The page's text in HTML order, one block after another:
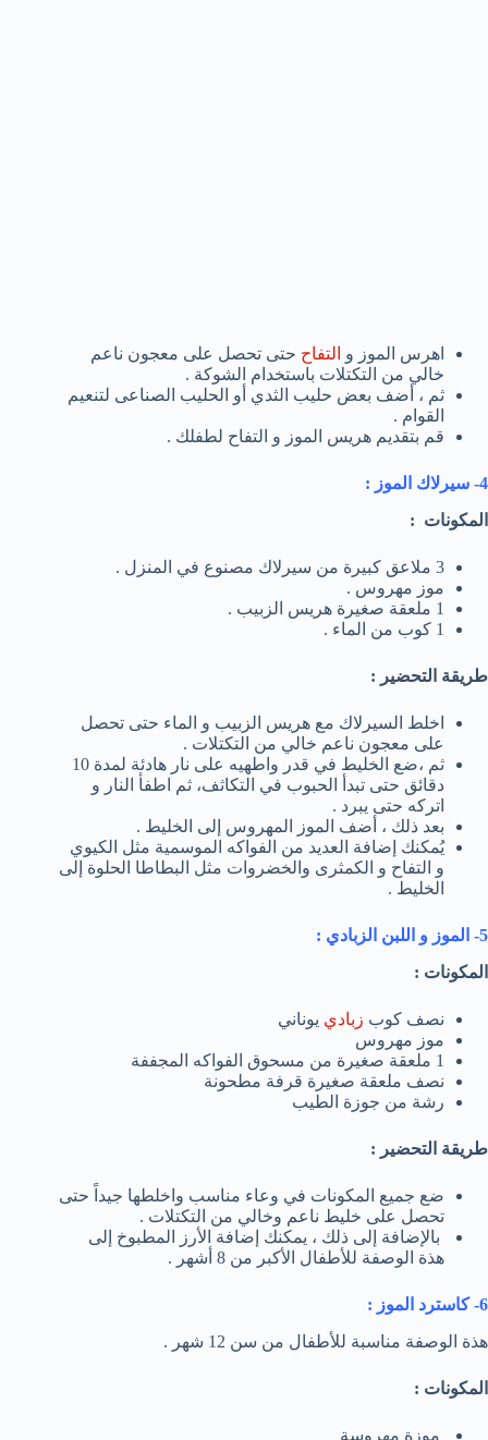
اهرس الموز و التفاح حتى تحصل على معجون ناعم
خالي من التكتلات باستخدام الشوكة .
ثم ، أضف بعض حليب الثدي أو الحليب الصناعى لتنعيم
القوام .
قم بتقديم هريس الموز و التفاح لطفلك .
4- سيرلاك الموز :
المكونات :
3 ملاعق كبيرة من سيرلاك مصنوع في المنزل .
موز مهروس .
1 ملعقة صغيرة هريس الزبيب .
1 كوب من الماء .
طريقة التحضير :
اخلط السيرلاك مع هريس الزبيب و الماء حتى تحصل
على معجون ناعم خالي من التكتلات .
ثم ،ضع الخليط في قدر واطهيه على نار هادئة لمدة 10
دقائق حتى تبدأ الحبوب في التكاثف، ثم اطفأ النار و
اتركه حتى يبرد .
بعد ذلك ، أضف الموز المهروس إلى الخليط .
يُمكنك إضافة العديد من الفواكه الموسمية مثل الكيوي
و التفاح و الكمثرى والخضروات مثل البطاطا الحلوة إلى
الخليط .
5- الموز و اللبن الزبادي :
المكونات :
نصف كوب زبادي يوناني
موز مهروس
1 ملعقة صغيرة من مسحوق الفواكه المجففة
نصف ملعقة صغيرة قرفة مطحونة
رشة من جوزة الطيب
طريقة التحضير :
ضع جميع المكونات في وعاء مناسب واخلطها جيداً حتى
تحصل على خليط ناعم وخالي من التكتلات .
بالإضافة إلى ذلك ، يمكنك إضافة الأرز المطبوخ إلى
هذة الوصفة للأطفال الأكبر من 8 أشهر .
6- كاسترد الموز :
هذة الوصفة مناسبة للأطفال من سن 12 شهر .
المكونات :
موزة مهروسة